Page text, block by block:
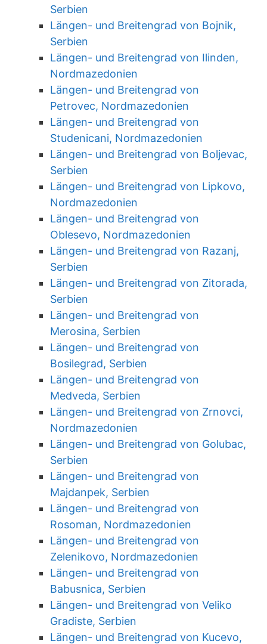
Serbien
Längen- und Breitengrad von Bojnik,
Serbien
Längen- und Breitengrad von Ilinden,
Nordmazedonien
Längen- und Breitengrad von
Petrovec, Nordmazedonien
Längen- und Breitengrad von
Studenicani, Nordmazedonien
Längen- und Breitengrad von Boljevac,
Serbien
Längen- und Breitengrad von Lipkovo,
Nordmazedonien
Längen- und Breitengrad von
Oblesevo, Nordmazedonien
Längen- und Breitengrad von Razanj,
Serbien
Längen- und Breitengrad von Zitorada,
Serbien
Längen- und Breitengrad von
Merosina, Serbien
Längen- und Breitengrad von
Bosilegrad, Serbien
Längen- und Breitengrad von
Medveda, Serbien
Längen- und Breitengrad von Zrnovci,
Nordmazedonien
Längen- und Breitengrad von Golubac,
Serbien
Längen- und Breitengrad von
Majdanpek, Serbien
Längen- und Breitengrad von
Rosoman, Nordmazedonien
Längen- und Breitengrad von
Zelenikovo, Nordmazedonien
Längen- und Breitengrad von
Babusnica, Serbien
Längen- und Breitengrad von Veliko
Gradiste, Serbien
Längen- und Breitengrad von Kucevo,